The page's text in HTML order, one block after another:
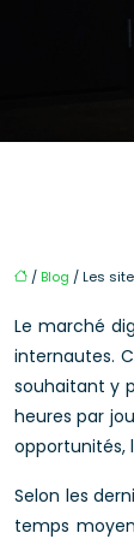
/ Blog / Les
Le marché
internautes.
souhaitant y
heures par
opportunités,
Selon les
temps